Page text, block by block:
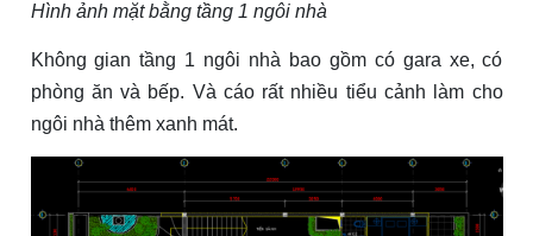
Hình ảnh mặt bằng tầng 1 ngôi nhà
Không gian tầng 1 ngôi nhà bao gồm có gara xe, có
phòng ăn và bếp. Và cáo rất nhiều tiểu cảnh làm cho
ngôi nhà thêm xanh mát.